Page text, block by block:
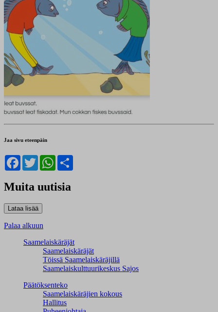
Jaa sivu eteenpäin
Facebook
TwitterWhatsApp
Muita uutisia
Palaa alkuun
Saamelaiskäräjät
Saamelaiskäräjät
Töissä Saamelaiskäräjillä
Saamelaiskulttuuri­keskus Sajos
Päätöksenteko
Saamelaiskäräjien kokous
Hallitus